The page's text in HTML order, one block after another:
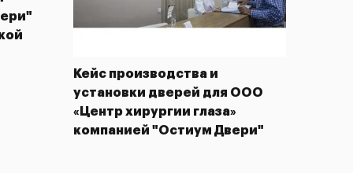
Кейс производства и
установки дверей для ООО
«Центр хирургии глаза»
компанией "Остиум Двери"